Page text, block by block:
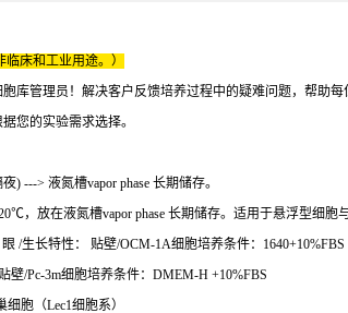
床和工业用途。）
库管理员！解决客户反馈培养过程中的疑难问题，帮助每
您的实验需求选择。
---> 液氮槽vapor phase 长期储存。
放在液氮槽vapor phase 长期储存。适用于悬浮型细胞与
/生长特性： 贴壁/OCM-1A细胞培养条件：1640+10%FBS
壁/Pc-3m细胞培养条件：DMEM-H +10%FBS
胞（Lec1细胞系）